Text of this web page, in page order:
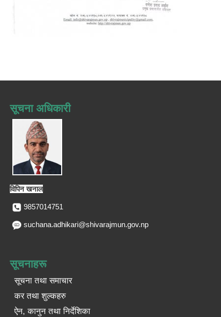
सूचना अधिकारी
विपिन खनाल
9857014751
suchana.adhikari@shivarajmun.gov.np
सूचनाहरू
सूचना तथा समाचार
कर तथा शुल्कहरु
ऐन, कानुन तथा निर्देशिका